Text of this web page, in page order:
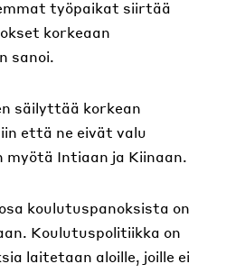
työpaikat siirtää
korkeaan
sanoi.
säilyttää korkean
että ne eivät valu
myötä Intiaan ja Kiinaan.
koulutuspanoksista on
Koulutuspolitiikka on
laitetaan aloille, joille ei